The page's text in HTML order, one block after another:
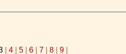
4 5 6 7 8 9